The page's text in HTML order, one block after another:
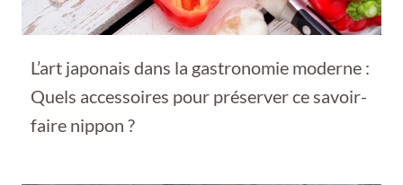
L’art japonais dans la gastronomie moderne :
Quels accessoires pour préserver ce savoir-
faire nippon ?